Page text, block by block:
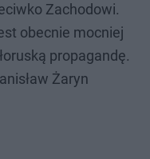
Zachodowi.
obecnie mocniej
propagandę.
Żaryn